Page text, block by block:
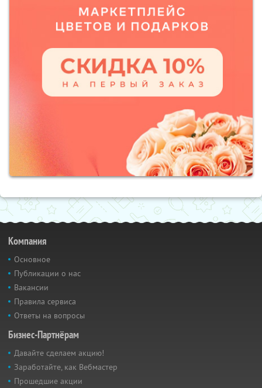
Компания
Основное
Публикации о нас
Вакансии
Правила сервиса
Ответы на вопросы
Бизнес-Партнёрам
Давайте сделаем акцию!
Заработайте, как Вебмастер
Прошедшие акции